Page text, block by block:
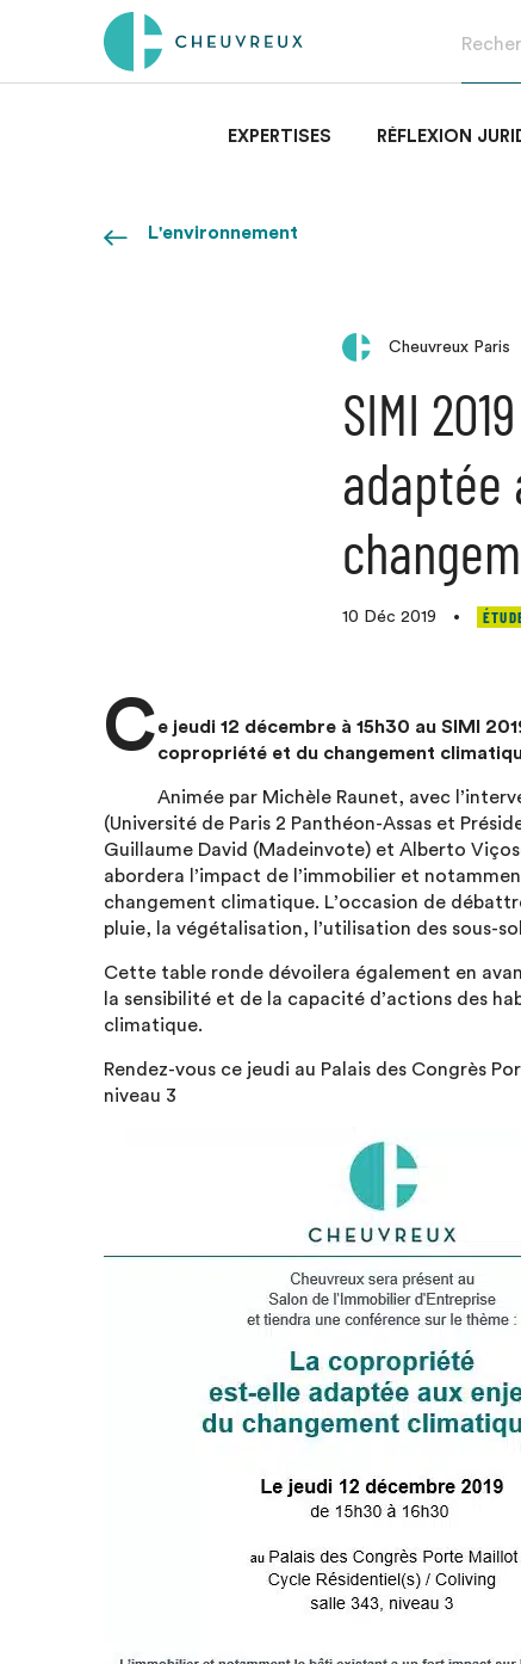
EXPERTISES RÉFLEXION
L'environnement
Cheuvreux Paris
SIMI
adaptée
10 Déc 2019 •
Ce jeudi 12 décembre à 15h30 au SIMI
copropriété et du changement
Animée par Michèle Raunet, avec
(Université de Paris 2 Panthéon-Assas et
Guillaume David (Madeinvote) et Alberto
abordera l’impact de l’immobilier et
changement climatique. L’occasion de
pluie, la végétalisation, l’utilisation des sous-
Cette table ronde dévoilera également en
la sensibilité et de la capacité d’actions des
climatique.
Rendez-vous ce jeudi au Palais des Congrès
niveau 3